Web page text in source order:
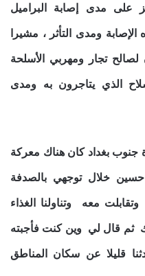
على مدى إصابة البراميل
ومدى التأثر ، مشيرا
تجار ومهربي الأسلحة
الذي يتاجرون به ومدى
جنوب بغداد كان هناك معركة
حسين خلال توجهي بالصدفة
معه وتناولنا الغذاء
قال لي وين كنت فأجبته
قليلا عن سكان المناطق